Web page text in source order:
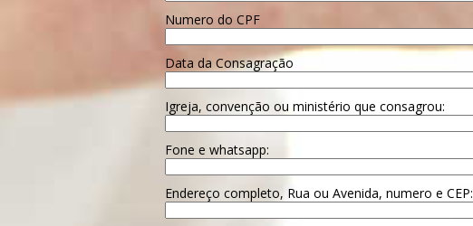
Numero do CPF
Data da Consagração
Igreja, convenção ou ministério que consagrou:
Fone e whatsapp:
Endereço completo, Rua ou Avenida, numero e CEP: